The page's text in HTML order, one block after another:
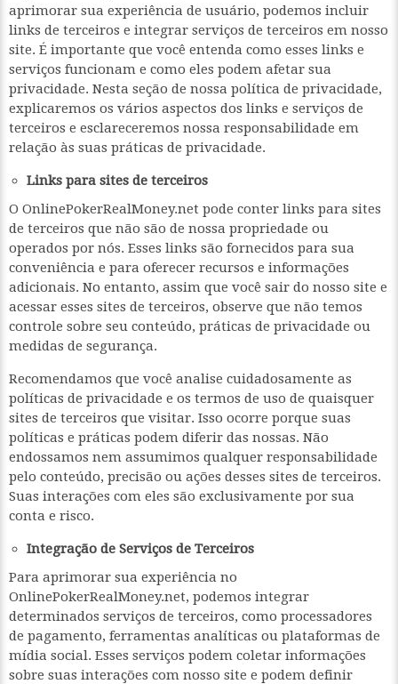
aprimorar sua experiência de usuário, podemos incluir
links de terceiros e integrar serviços de terceiros em nosso
site. É importante que você entenda como esses links e
serviços funcionam e como eles podem afetar sua
privacidade. Nesta seção de nossa política de privacidade,
explicaremos os vários aspectos dos links e serviços de
terceiros e esclareceremos nossa responsabilidade em
relação às suas práticas de privacidade.
Links para sites de terceiros
O OnlinePokerRealMoney.net pode conter links para sites
de terceiros que não são de nossa propriedade ou
operados por nós. Esses links são fornecidos para sua
conveniência e para oferecer recursos e informações
adicionais. No entanto, assim que você sair do nosso site e
acessar esses sites de terceiros, observe que não temos
controle sobre seu conteúdo, práticas de privacidade ou
medidas de segurança.
Recomendamos que você analise cuidadosamente as
políticas de privacidade e os termos de uso de quaisquer
sites de terceiros que visitar. Isso ocorre porque suas
políticas e práticas podem diferir das nossas. Não
endossamos nem assumimos qualquer responsabilidade
pelo conteúdo, precisão ou ações desses sites de terceiros.
Suas interações com eles são exclusivamente por sua
conta e risco.
Integração de Serviços de Terceiros
Para aprimorar sua experiência no
OnlinePokerRealMoney.net, podemos integrar
determinados serviços de terceiros, como processadores
de pagamento, ferramentas analíticas ou plataformas de
mídia social. Esses serviços podem coletar informações
sobre suas interações com nosso site e podem definir